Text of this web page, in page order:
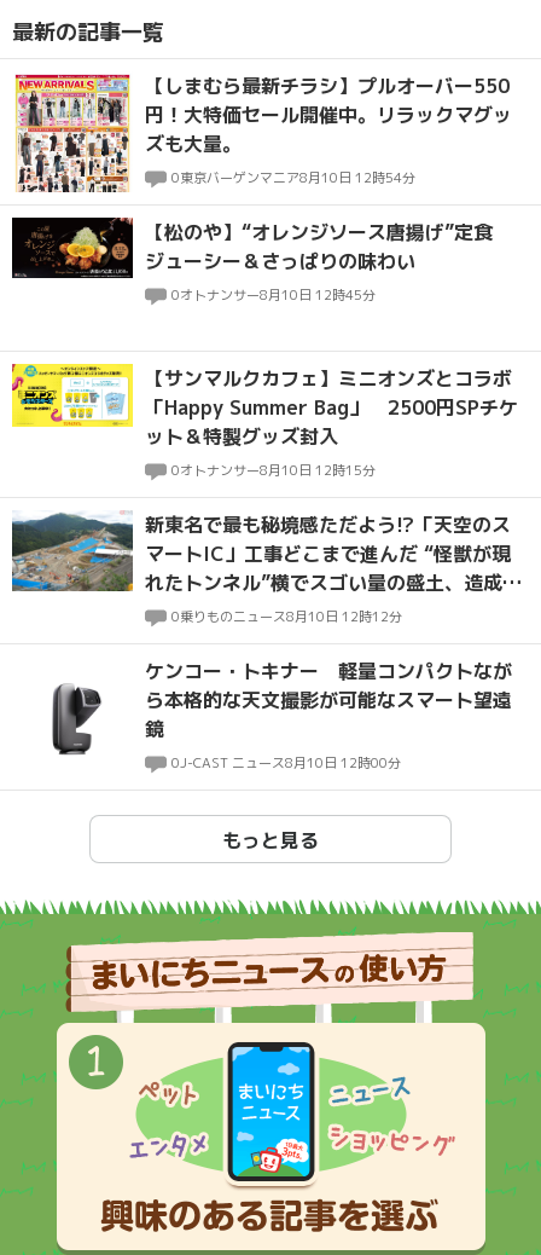
最新の記事一覧
【しまむら最新チラシ】プルオーバー550
円！大特価セール開催中。リラックマグッ
ズも大量。
0東京バーゲンマニア8月10日 12時54分
【松のや】“オレンジソース唐揚げ”定食
ジューシー＆さっぱりの味わい
0オトナンサー8月10日 12時45分
【サンマルクカフェ】ミニオンズとコラボ
「Happy Summer Bag」 2500円SPチケ
ット＆特製グッズ封入
0オトナンサー8月10日 12時15分
新東名で最も秘境感ただよう!?「天空のス
マートIC」工事どこまで進んだ “怪獣が現
れたトンネル”横でスゴい量の盛土、造成は
佳境へ
0乗りものニュース8月10日 12時12分
ケンコー・トキナー 軽量コンパクトなが
ら本格的な天文撮影が可能なスマート望遠
鏡
0J-CAST ニュース8月10日 12時00分
もっと見る